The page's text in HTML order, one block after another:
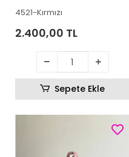
4521-Kırmızı
2.400,00 TL
Sepete Ekle